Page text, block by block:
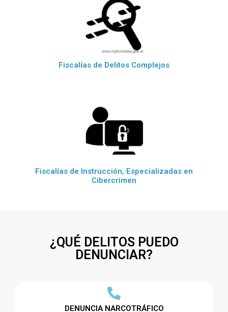
Fiscalías de Delitos Complejos
Fiscalías de Instrucción, Especializadas en
Cibercrimen
¿QUÉ DELITOS PUEDO
DENUNCIAR?
DENUNCIA NARCOTRÁFICO